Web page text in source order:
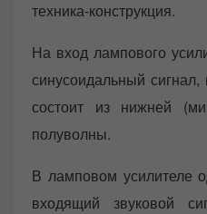
техника-конструкция.
На вход лампового
синусоидальный
состоит из нижней
полуволны.
В ламповом усилителе
входящий звуковой